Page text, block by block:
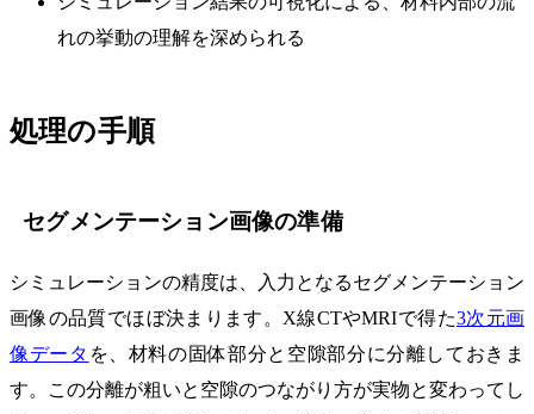
れの挙動の理解を深められる
処理の手順
セグメンテーション画像の準備
シミュレーションの精度は、入力となるセグメンテーション
画像の品質でほぼ決まります。X線CTやMRIで得た3次元画
像データ を、材料の固体部分と空隙部分に分離しておきま
す。この分離が粗いと空隙のつながり方が実物と変わってし